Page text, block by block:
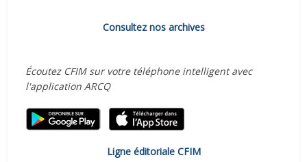
Consultez nos archives
Écoutez CFIM sur votre téléphone intelligent avec
l'application ARCQ
Ligne éditoriale CFIM